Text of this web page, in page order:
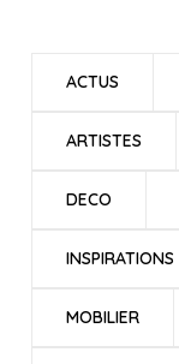
ACTUS
ARTISTES
DECO
INSPIRATIONS
MOBILIER